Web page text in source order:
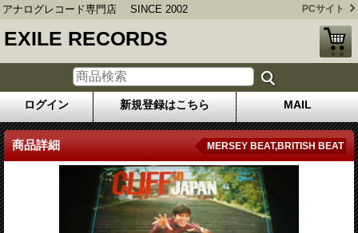
アナログレコード専門店 SINCE 2002 PCサイト
EXILE RECORDS
ログイン 新規登録はこちら MAIL
商品詳細 MERSEY BEAT,BRITISH BEAT